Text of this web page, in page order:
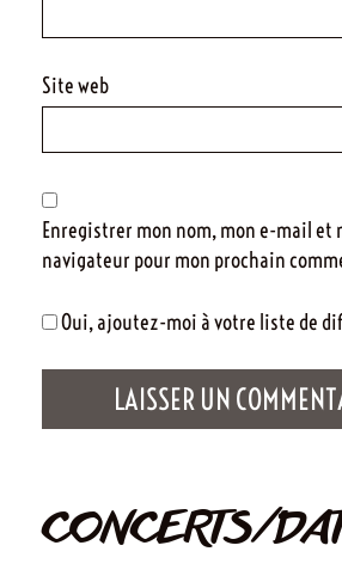
Site web
Enregistrer mon nom, mon e-mail et
navigateur pour mon prochain
Oui, ajoutez-moi à votre liste de
CONCERTS/